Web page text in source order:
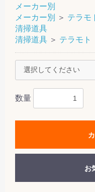
メーカー別
メーカー別
＞ テラモ
清掃道具
清掃道具 ＞ テラモト
数量
お